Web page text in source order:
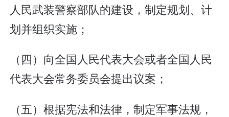
人民武装警察部队的建设，制定规划、计
划并组织实施；
（四）向全国人民代表大会或者全国人民
代表大会常务委员会提出议案；
（五）根据宪法和法律，制定军事法规，